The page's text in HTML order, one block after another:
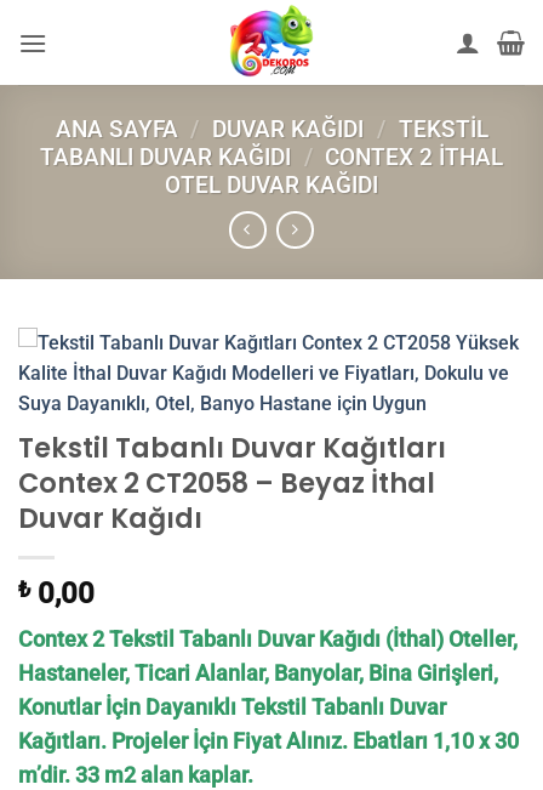
atla
ANA SAYFA / DUVAR KAĞIDI / TEKSTIL
TABANLI DUVAR KAĞIDI / CONTEX 2 İTHAL
OTEL DUVAR KAĞIDI
Tekstil Tabanlı Duvar Kağıtları
Contex 2 CT2058 – Beyaz İthal
Duvar Kağıdı
₺0,00
Contex 2 Tekstil Tabanlı Duvar Kağıdı (İthal) Oteller,
Hastaneler, Ticari Alanlar, Banyolar, Bina Girişleri,
Konutlar İçin Dayanıklı Tekstil Tabanlı Duvar
Kağıtları. Projeler İçin Fiyat Alınız. Ebatları 1,10 x 30
m’dir. 33 m2 alan kaplar.